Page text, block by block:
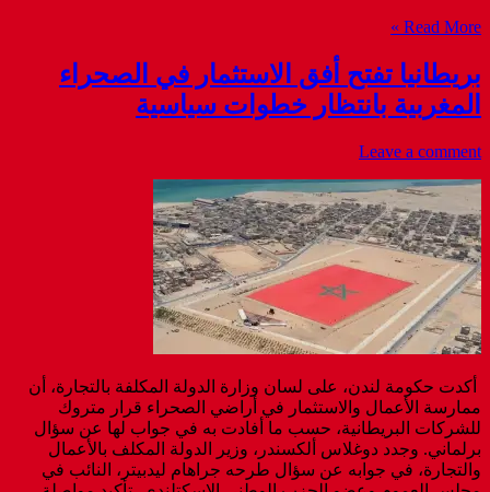
Read More »
بريطانيا تفتح أفق الاستثمار في الصحراء
المغربية بانتظار خطوات سياسية
Leave a comment
أكدت حكومة لندن، على لسان وزارة الدولة المكلفة بالتجارة، أن
ممارسة الأعمال والاستثمار في أراضي الصحراء قرار متروك
للشركات البريطانية، حسب ما أفادت به في جواب لها عن سؤال
برلماني. وجدد دوغلاس ألكسندر، وزير الدولة المكلف بالأعمال
والتجارة، في جوابه عن سؤال طرحه جراهام ليدبيتر، النائب في